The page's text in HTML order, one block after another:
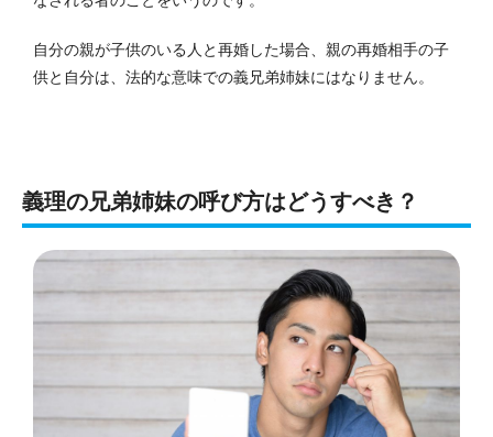
自分の親が子供のいる人と再婚した場合、親の再婚相手の子
供と自分は、法的な意味での義兄弟姉妹にはなりません。
義理の兄弟姉妹の呼び方はどうすべき？